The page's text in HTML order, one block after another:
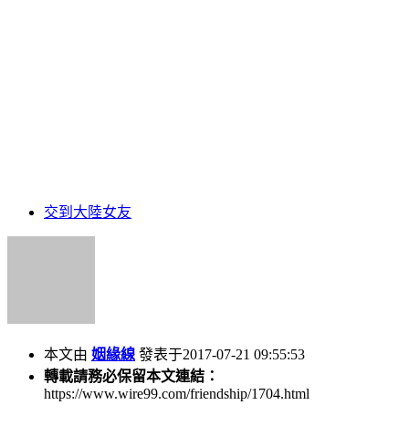
交到大陸女友
本文由 姻緣線 發表于2017-07-21 09:55:53
轉載請務必保留本文連結：
https://www.wire99.com/friendship/1704.html